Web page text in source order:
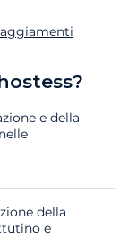
e della
della
e